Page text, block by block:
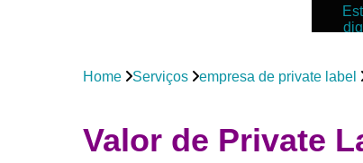
Home Serviços empresa de private label
Valor de Private